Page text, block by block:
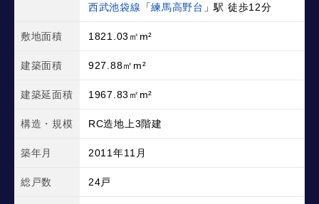
西武池袋線 「練馬高野台 」駅 徒歩12分
敷地面積 1821.03㎡m²
建築面積 927.88㎡m²
建築延面積 1967.83㎡m²
構造・規模 RC造地上3階建
築年月 2011年11月
総戸数 24戸